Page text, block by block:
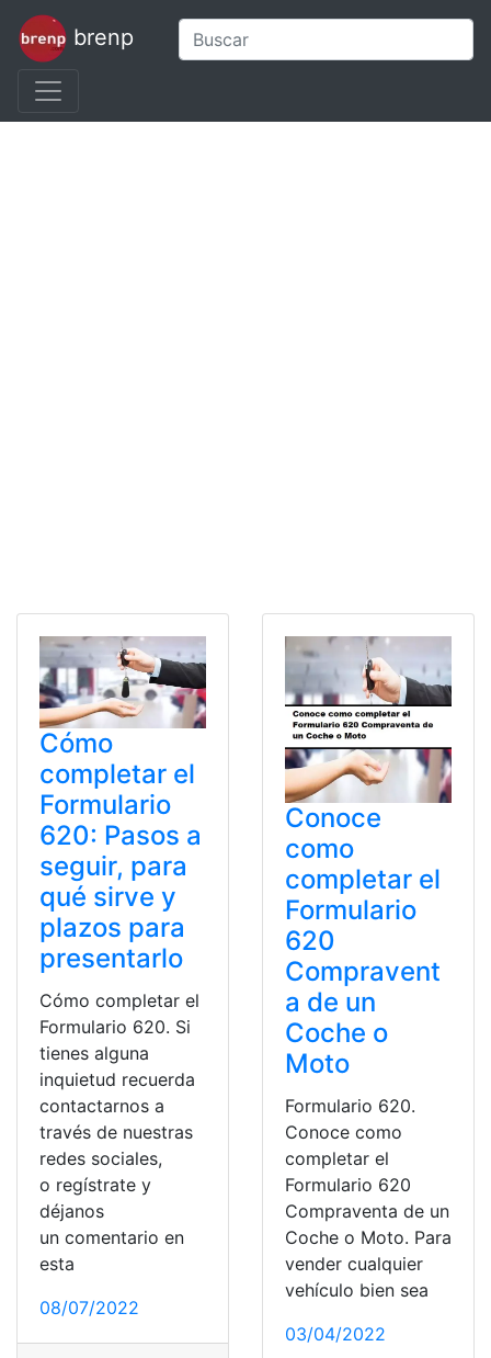
brenp
Cómo
completar el
Formulario
620: Pasos a
seguir, para
qué sirve y
plazos para
presentarlo
Cómo completar el
Formulario 620. Si
tienes alguna
inquietud recuerda
contactarnos a
través de nuestras
redes sociales,
o regístrate y
déjanos
un comentario en
esta
08/07/2022
Conoce
como
completar el
Formulario
620
Compravent
a de un
Coche o
Moto
Formulario 620.
Conoce como
completar el
Formulario 620
Compraventa de un
Coche o Moto. Para
vender cualquier
vehículo bien sea
03/04/2022